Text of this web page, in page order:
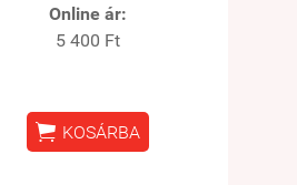
Online ár:
5 400 Ft
 KOSÁRBA